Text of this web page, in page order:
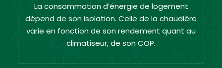
La consommation d’énergie de logement
dépend de son isolation. Celle de la chaudière
varie en fonction de son rendement quant au
climatiseur, de son COP.